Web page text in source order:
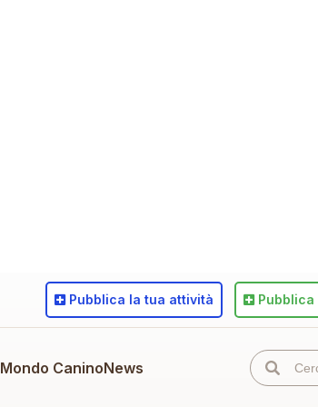
Mondo CaninoNews
Pubblica la tua attività Pubblica